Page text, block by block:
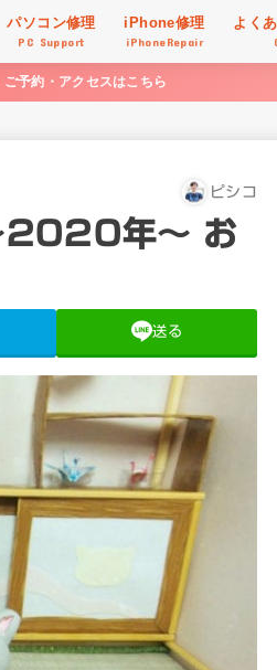
パソコン修理
PC Support
iPhone修理
iPhoneRepair
よく
ご予約・アクセスはこちら
ピシコ
2020年～ お
送る